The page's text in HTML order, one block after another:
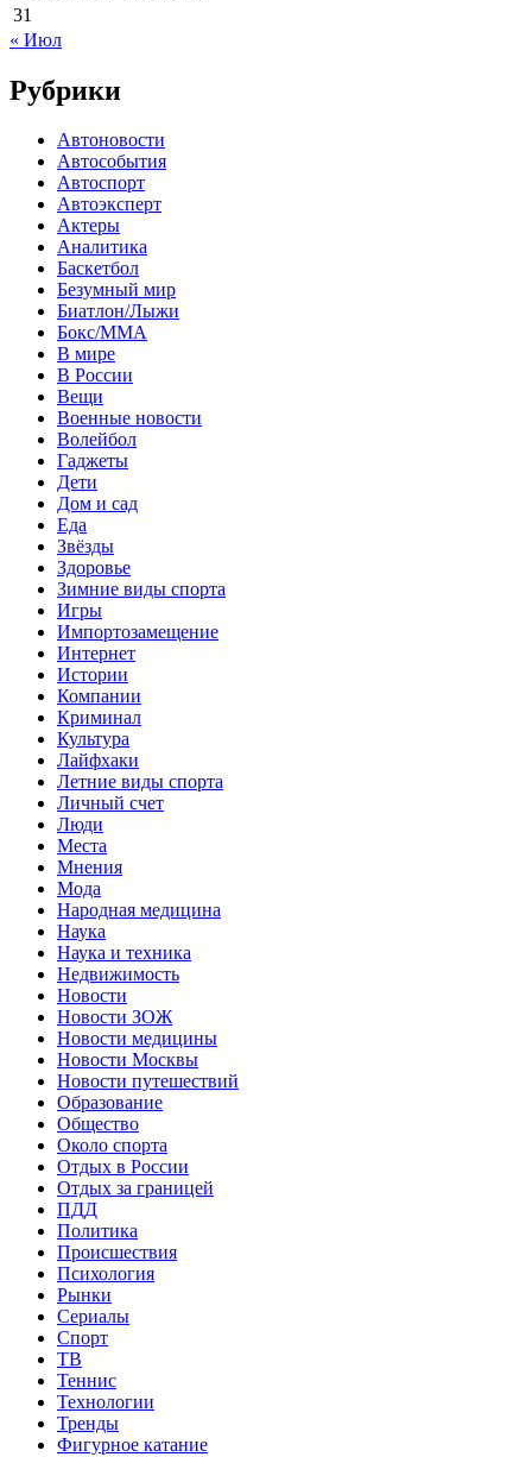
31
« Июл
Рубрики
Автоновости
Автособытия
Автоспорт
Автоэксперт
Актеры
Аналитика
Баскетбол
Безумный мир
Биатлон/Лыжи
Бокс/MMA
В мире
В России
Вещи
Военные новости
Волейбол
Гаджеты
Дети
Дом и сад
Еда
Звёзды
Здоровье
Зимние виды спорта
Игры
Импортозамещение
Интернет
Истории
Компании
Криминал
Культура
Лайфхаки
Летние виды спорта
Личный счет
Люди
Места
Мнения
Мода
Народная медицина
Наука
Наука и техника
Недвижимость
Новости
Новости ЗОЖ
Новости медицины
Новости Москвы
Новости путешествий
Образование
Общество
Около спорта
Отдых в России
Отдых за границей
ПДД
Политика
Происшествия
Психология
Рынки
Сериалы
Спорт
ТВ
Теннис
Технологии
Тренды
Фигурное катание